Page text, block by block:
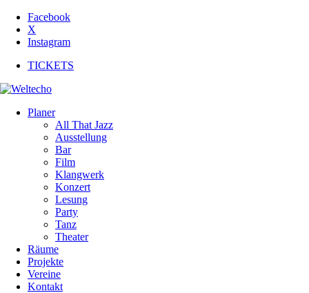
Facebook
X
Instagram
TICKETS
Planer
All That Jazz
Ausstellung
Bar
Film
Klangwerk
Konzert
Lesung
Party
Tanz
Theater
Räume
Projekte
Vereine
Kontakt